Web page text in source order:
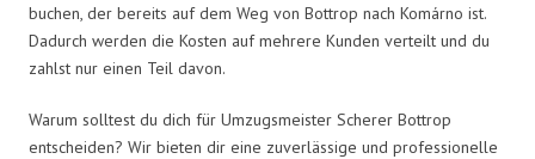
buchen, der bereits auf dem Weg von Bottrop nach Komárno ist.
Dadurch werden die Kosten auf mehrere Kunden verteilt und du
zahlst nur einen Teil davon.
Warum solltest du dich für Umzugsmeister Scherer Bottrop
entscheiden? Wir bieten dir eine zuverlässige und professionelle